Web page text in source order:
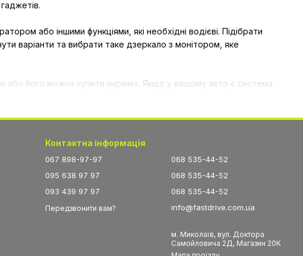
або іншими функціями, які необхідні водієві. Підібрати
варіанти та вибрати таке дзеркало з монітором, яке
або його можна купити окремо. Якщо у вашому авто є система
з монітором. По-друге, такий гаджет можна поставити у
заднього виду в моніторі приємно порадує вас і дозволить
Контактна інформація
067 898-97-97
095 638 97 97
093 439 97 97
Передзвонити вам?
068 535-44-52
068 535-44-52
068 535-44-52
info@fastdrive.com.ua
м. Миколаїв, вул. Доктора
Самойловича 2Д, Магазин 20К